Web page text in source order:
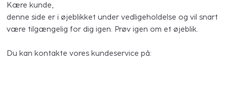
Kære kunde,
denne side er i øjeblikket under vedligeholdelse og vil snart
være tilgængelig for dig igen. Prøv igen om et øjeblik.
Du kan kontakte vores kundeservice på: